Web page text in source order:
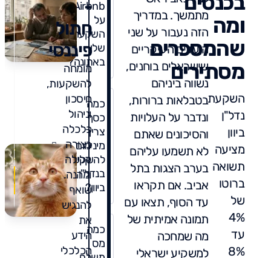
ומה
שהמספרים
מסתירים
השקעת
נדל"ן
ביוון
מציעה
תשואה
ברוטו
של
4%
עד
8%
מתמשך. במדריך
הזה נעבור על שני
היעדים העיקריים
שישראלים בוחנים,
נשווה ביניהם
בטבלאות ברורות,
ונדבר על העלויות
והסיכונים שאתם
לא תשמעו עליהם
בערב הצגות בתל
אביב. אם תקראו
עד הסוף, תצאו עם
תמונה אמיתית של
מה שמחכה
למשקיע ישראלי
Airbnb
על
השקעה
שלי
באתונה?
כמה
כסף
צריך
מינימום
להשקעה
בנדל"ן
ביוון?
כמה
מס
-
חתול
פיננסי
מומחה
להשקעות,
חיסכון
וניהול
כלכלה
בצורה
קלילה
ומהנה.
שואף
להנגיש
את
הידע
הכלכלי